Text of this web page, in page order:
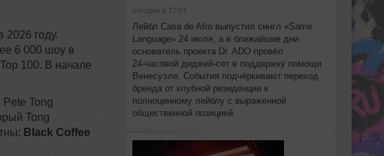
2026 году.
6 000 шоу в
100. В начале
Pete Tong
Tong
Black Coffee
сегодня в 17:01
Лейбл Casa de Afro выпустил сингл «Same
Language» 24 июля, а в ближайшие дни
основатель проекта Dr. ADO провёл
24‑часовой диджей‑сет в поддержку помощи
Венесуэле. События подчёркивают переход
бренда от клубной резиденции к
полноценному лейблу с выраженной
общественной позицией.